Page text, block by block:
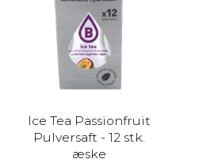
Ice Tea Passionfruit
Pulversaft - 12 stk.
æske